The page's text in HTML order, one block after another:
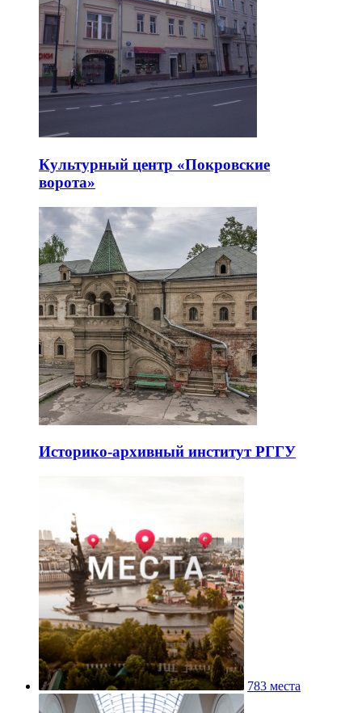
Культурный центр «Покровские
ворота»
Историко-архивный институт РГГУ
783 места